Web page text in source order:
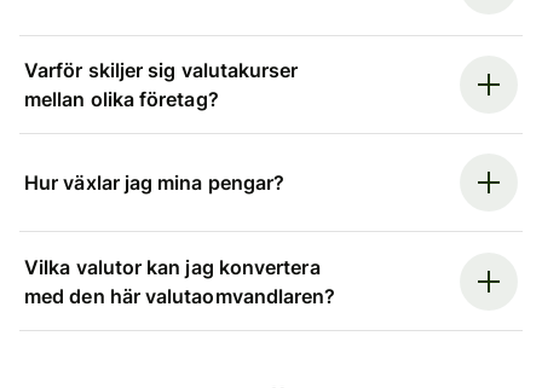
Varför skiljer sig valutakurser
mellan olika företag?
Hur växlar jag mina pengar?
Vilka valutor kan jag konvertera
med den här valutaomvandlaren?